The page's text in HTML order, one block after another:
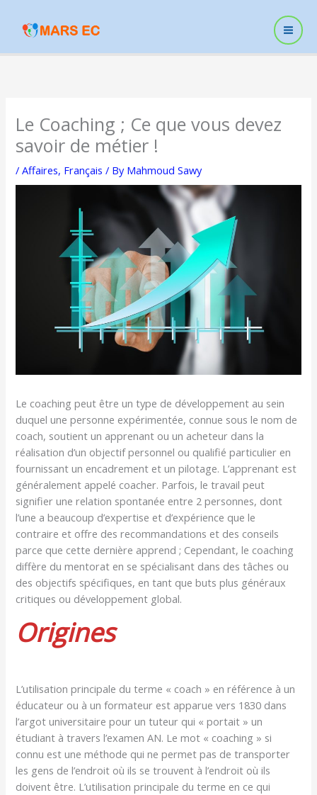
content
Le Coaching ; Ce que vous devez
savoir de métier !
/Affaires, Français / By Mahmoud Sawy
Le coaching peut être un type de développement au sein
duquel une personne expérimentée, connue sous le nom de
coach, soutient un apprenant ou un acheteur dans la
réalisation d’un objectif personnel ou qualifié particulier en
fournissant un encadrement et un pilotage. L’apprenant est
généralement appelé coacher. Parfois, le travail peut
signifier une relation spontanée entre 2 personnes, dont
l’une a beaucoup d’expertise et d’expérience que le
contraire et offre des recommandations et des conseils
parce que cette dernière apprend ; Cependant, le coaching
diffère du mentorat en se spécialisant dans des tâches ou
des objectifs spécifiques, en tant que buts plus généraux
critiques ou développement global.
Origines
L’utilisation principale du terme « coach » en référence à un
éducateur ou à un formateur est apparue vers 1830 dans
l’argot universitaire pour un tuteur qui « portait » un
étudiant à travers l’examen AN. Le mot « coaching » si
connu est une méthode qui ne permet pas de transporter
les gens de l’endroit où ils se trouvent à l’endroit où ils
doivent être. L’utilisation principale du terme en ce qui